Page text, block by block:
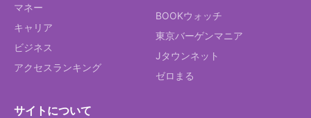
マネー
キャリア
ビジネス
アクセスランキング
BOOKウォッチ
東京バーゲンマニア
Jタウンネット
ゼロまる
サイトについて